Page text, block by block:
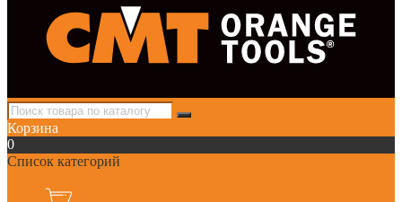
Корзина
0
Список категорий